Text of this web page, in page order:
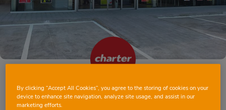
CHESTE C/ CHIVA
By clicking “Accept All Cookies”, you agree to the storing of cookies on your
device to enhance site navigation, analyze site usage, and assist in our
marketing efforts.